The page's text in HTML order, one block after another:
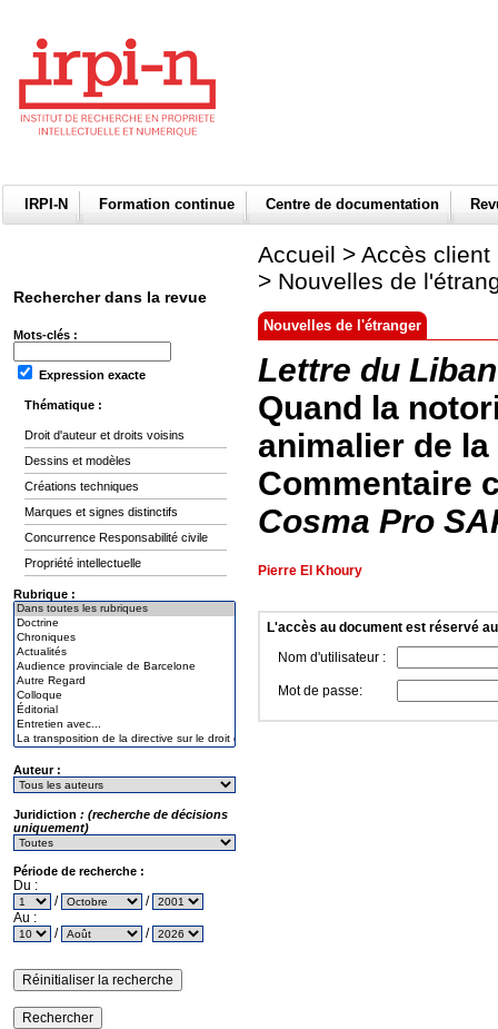
IRPI-N Formation continue Centre de documentation
Rechercher dans la revue
Mots-clés :
Expression exacte
Thématique :
Droit d'auteur et droits voisins
Dessins et modèles
Créations techniques
Marques et signes distinctifs
Concurrence Responsabilité civile
Propriété intellectuelle
Rubrique :
Auteur :
Juridiction : (recherche de décisions
uniquement)
Période de recherche :
Du :
/
/
Au :
/
/
Accueil > Accès client
> Nouvelles de
Nouvelles de l'étranger
Lettre du Liban
Quand la
animalier de
Commentaire
Cosma Pro
Pierre El Khoury
L'accès au document est réservé
Nom d'utilisateur :
Mot de passe: